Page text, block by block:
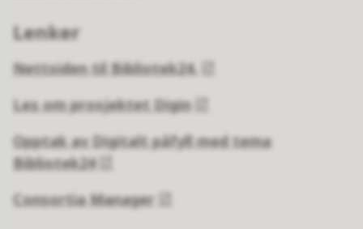
Lenker
Nettsiden til Bibliotek24.
Les om prosjektet Digin
Opptak av Digitalt påfyll med tema
Bibliotek24
Consortia Manager